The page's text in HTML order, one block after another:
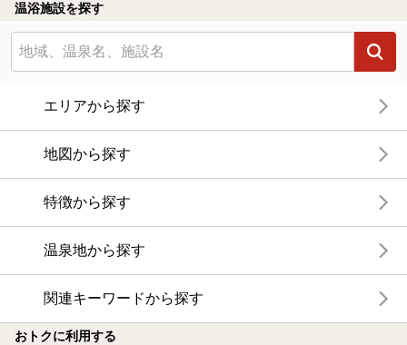
温浴施設を探す
エリアから探す
地図から探す
特徴から探す
温泉地から探す
関連キーワードから探す
おトクに利用する